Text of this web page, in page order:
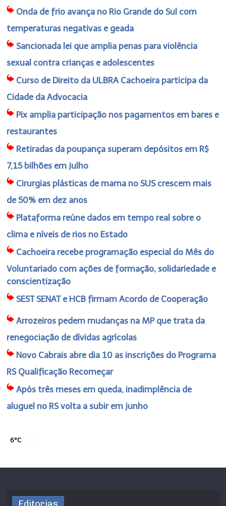
Onda de frio avança no Rio Grande do Sul com
temperaturas negativas e geada
Sancionada lei que amplia penas para violência
sexual contra crianças e adolescentes
Curso de Direito da ULBRA Cachoeira participa da
Cidade da Advocacia
Pix amplia participação nos pagamentos em bares e
restaurantes
Retiradas da poupança superam depósitos em R$
7,15 bilhões em julho
Cirurgias plásticas de mama no SUS crescem mais
de 50% em dez anos
Plataforma reúne dados em tempo real sobre o
clima e níveis de rios no Estado
Cachoeira recebe programação especial do Mês do
Voluntariado com ações de formação, solidariedade e
conscientização
SEST SENAT e HCB firmam Acordo de Cooperação
Arrozeiros pedem mudanças na MP que trata da
renegociação de dívidas agrícolas
Novo Cabrais abre dia 10 as inscrições do Programa
RS Qualificação Recomeçar
Após três meses em queda, inadimplência de
aluguel no RS volta a subir em junho
6°C